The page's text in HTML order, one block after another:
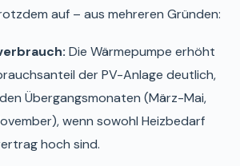
auf – aus mehreren Gründen:
Die Wärmepumpe erhöht
der PV-Anlage deutlich,
Übergangsmonaten (März-Mai,
wenn sowohl Heizbedarf
hoch sind.